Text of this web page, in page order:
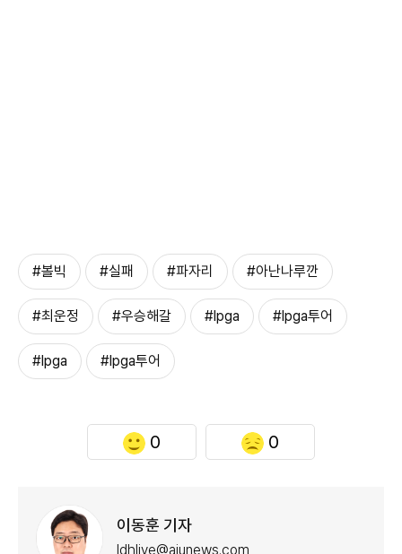
#볼빅 #실패 #파자리 #아난나루깐
#최운정 #우승해갈 #lpga #lpga투어
#lpga #lpga투어
0 0
이동훈 기자
ldhlive@ajunews.com